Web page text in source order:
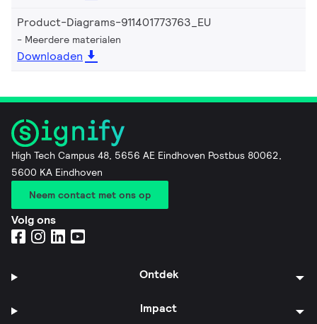
Product-Diagrams-911401773763_EU
Meerdere materialen
Downloaden
High Tech Campus 48, 5656 AE Eindhoven Postbus 80062,
5600 KA Eindhoven
Neem contact met ons op
Volg ons
Ontdek
Impact